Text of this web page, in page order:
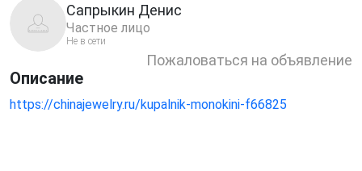
Сапрыкин Денис
Частное лицо
Не в сети
Пожаловаться на объявление
Описание
https://chinajewelry.ru/kupalnik-monokini-f66825